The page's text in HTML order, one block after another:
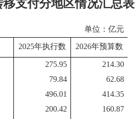
支付分地区情况汇总表
单位：亿元
2025年执行数 2026年预算数
275.95
214.30
79.84
62.68
496.01
414.35
200.42
160.87